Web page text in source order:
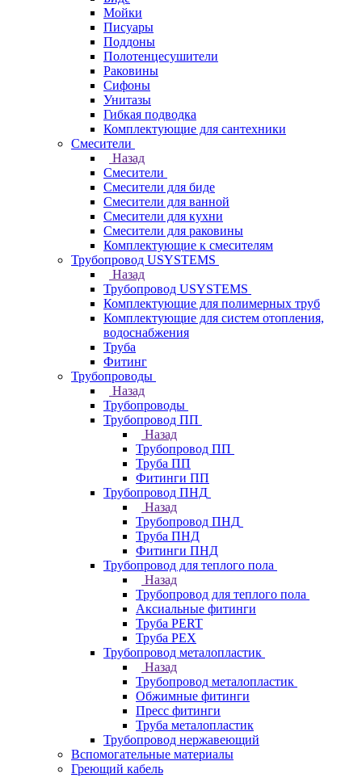
Мойки
Писуары
Поддоны
Полотенцесушители
Раковины
Сифоны
Унитазы
Гибкая подводка
Комплектующие для сантехники
Смесители
Назад
Смесители
Смесители для биде
Смесители для ванной
Смесители для кухни
Смесители для раковины
Комплектующие к смесителям
Трубопровод USYSTEMS
Назад
Трубопровод USYSTEMS
Комплектующие для полимерных труб
Комплектующие для систем отопления,
водоснабжения
Труба
Фитинг
Трубопроводы
Назад
Трубопроводы
Трубопровод ПП
Назад
Трубопровод ПП
Труба ПП
Фитинги ПП
Трубопровод ПНД
Назад
Трубопровод ПНД
Труба ПНД
Фитинги ПНД
Трубопровод для теплого пола
Назад
Трубопровод для теплого пола
Аксиальные фитинги
Труба PERT
Труба PEX
Трубопровод металопластик
Назад
Трубопровод металопластик
Обжимные фитинги
Пресс фитинги
Труба металопластик
Трубопровод нержавеющий
Вспомогательные материалы
Греющий кабель